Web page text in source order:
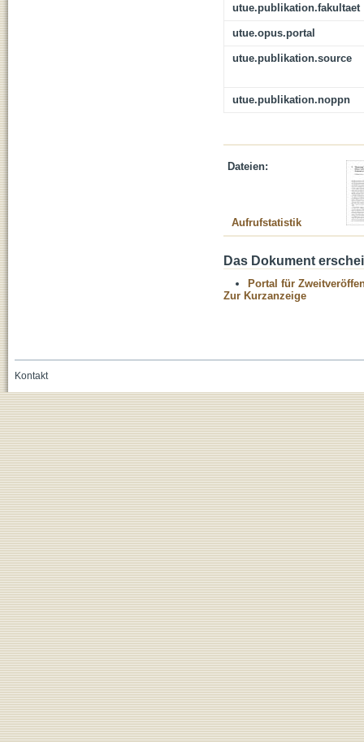
utue.publikation.fakultaet
utue.opus.portal
utue.publikation.source
utue.publikation.noppn
Dateien:
Aufrufstatistik
Das Dokument
Portal für
Zur Kurzanzeige
Kontakt